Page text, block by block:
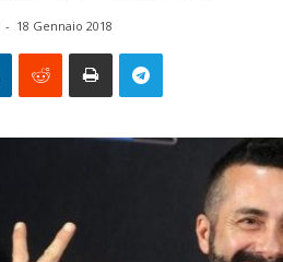
- 18 Gennaio 2018